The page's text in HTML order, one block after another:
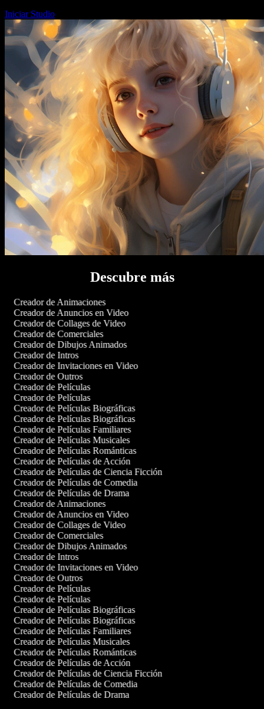
Iniciar Studio
Descubre más
Creador de Animaciones
Creador de Anuncios en Video
Creador de Collages de Video
Creador de Comerciales
Creador de Dibujos Animados
Creador de Intros
Creador de Invitaciones en Video
Creador de Outros
Creador de Películas
Creador de Películas
Creador de Películas Biográficas
Creador de Películas Biográficas
Creador de Películas Familiares
Creador de Películas Musicales
Creador de Películas Románticas
Creador de Películas de Acción
Creador de Películas de Ciencia Ficción
Creador de Películas de Comedia
Creador de Películas de Drama
Creador de Animaciones
Creador de Anuncios en Video
Creador de Collages de Video
Creador de Comerciales
Creador de Dibujos Animados
Creador de Intros
Creador de Invitaciones en Video
Creador de Outros
Creador de Películas
Creador de Películas
Creador de Películas Biográficas
Creador de Películas Biográficas
Creador de Películas Familiares
Creador de Películas Musicales
Creador de Películas Románticas
Creador de Películas de Acción
Creador de Películas de Ciencia Ficción
Creador de Películas de Comedia
Creador de Películas de Drama